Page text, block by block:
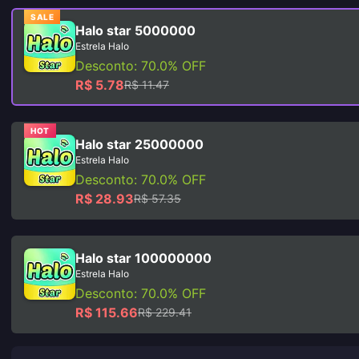
SALE
Halo star 5000000
Estrela Halo
Desconto: 70.0% OFF
R$ 5.78R$ 11.47
HOT
Halo star 25000000
Estrela Halo
Desconto: 70.0% OFF
R$ 28.93R$ 57.35
Halo star 100000000
Estrela Halo
Desconto: 70.0% OFF
R$ 115.66R$ 229.41